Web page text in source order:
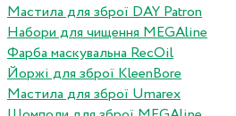
Мастила для зброї DAY Patron
Набори для чищення MEGAline
Фарба маскувальна RecOil
Йоржі для зброї KleenBore
Мастила для зброї Umarex